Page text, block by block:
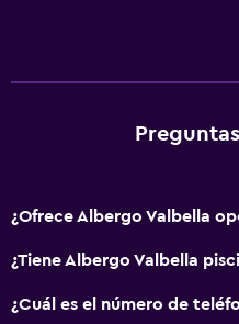
¿Ofrece Albergo Valbella
¿Tiene Albergo Valbella
¿Cuál es el número de